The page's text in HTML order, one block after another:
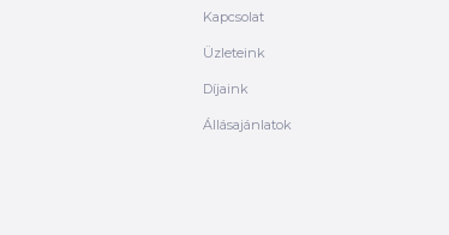
Kapcsolat
Üzleteink
Díjaink
Állásajánlatok